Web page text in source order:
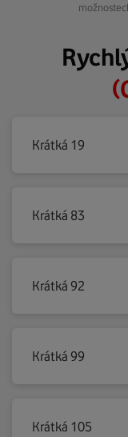
Krátká 19
Krátká 83
Krátká 92
Krátká 99
Krátká 105